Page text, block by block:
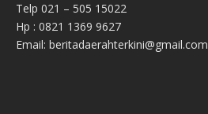
Telp 021 – 505 15022
Hp : 0821 1369 9627
Email: beritadaerahterkini@gmail.com